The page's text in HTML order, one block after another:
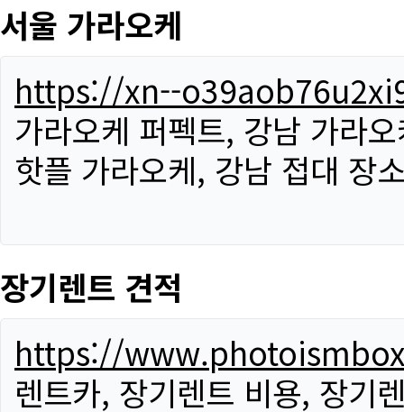
서울 가라오케
https://xn--
가라오케 퍼펙트, 강남 가라
핫플 가라오케, 강남 접대 장
장기렌트 견적
https://
렌트카, 장기렌트 비용, 장기